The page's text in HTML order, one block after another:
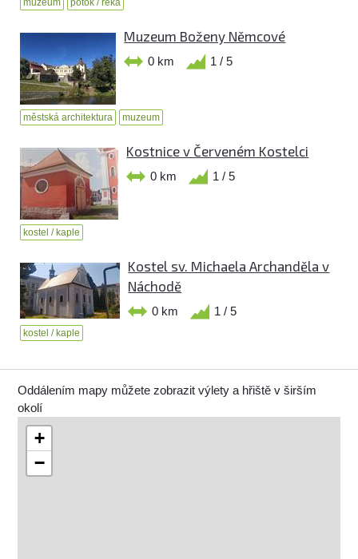
Muzeum Boženy Němcové
0 km 1 / 5
městská architektura muzeum
Kostnice v Červeném Kostelci
0 km 1 / 5
kostel / kaple
Kostel sv. Michaela Archanděla v
Náchodě
0 km 1 / 5
kostel / kaple
Oddálením mapy můžete zobrazit výlety a hřiště v širším
okolí
+
−